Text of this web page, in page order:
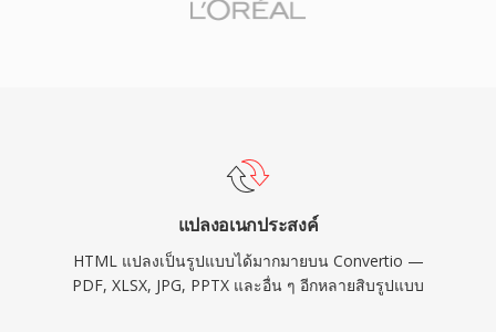
แปลงอเนกประสงค์
HTML แปลงเป็นรูปแบบได้มากมายบน Convertio —
PDF, XLSX, JPG, PPTX และอื่น ๆ อีกหลายสิบรูปแบบ